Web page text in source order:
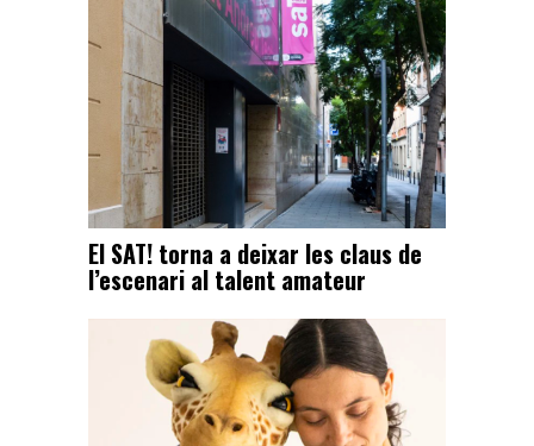
El SAT! torna a deixar les claus de
l’escenari al talent amateur